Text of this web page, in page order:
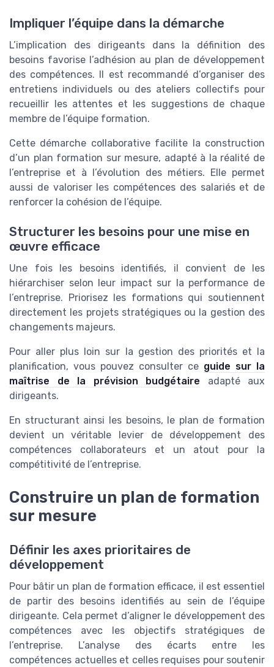
Impliquer l’équipe dans la démarche
L’implication des dirigeants dans la définition des
besoins favorise l’adhésion au plan de développement
des compétences. Il est recommandé d’organiser des
entretiens individuels ou des ateliers collectifs pour
recueillir les attentes et les suggestions de chaque
membre de l’équipe formation.
Cette démarche collaborative facilite la construction
d’un plan formation sur mesure, adapté à la réalité de
l’entreprise et à l’évolution des métiers. Elle permet
aussi de valoriser les compétences des salariés et de
renforcer la cohésion de l’équipe.
Structurer les besoins pour une mise en
œuvre efficace
Une fois les besoins identifiés, il convient de les
hiérarchiser selon leur impact sur la performance de
l’entreprise. Priorisez les formations qui soutiennent
directement les projets stratégiques ou la gestion des
changements majeurs.
Pour aller plus loin sur la gestion des priorités et la
planification, vous pouvez consulter ce guide sur la
maîtrise de la prévision budgétaire adapté aux
dirigeants.
En structurant ainsi les besoins, le plan de formation
devient un véritable levier de développement des
compétences collaborateurs et un atout pour la
compétitivité de l’entreprise.
Construire un plan de formation
sur mesure
Définir les axes prioritaires de
développement
Pour bâtir un plan de formation efficace, il est essentiel
de partir des besoins identifiés au sein de l’équipe
dirigeante. Cela permet d’aligner le développement des
compétences avec les objectifs stratégiques de
l’entreprise. L’analyse des écarts entre les
compétences actuelles et celles requises pour soutenir